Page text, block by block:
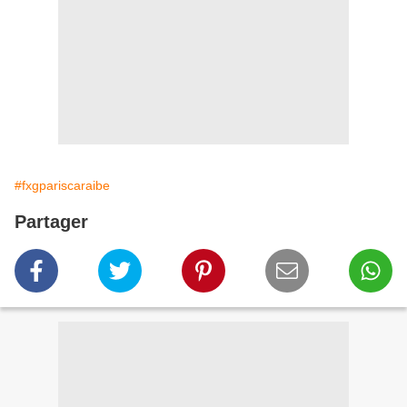
#fxgpariscaraibe
Partager